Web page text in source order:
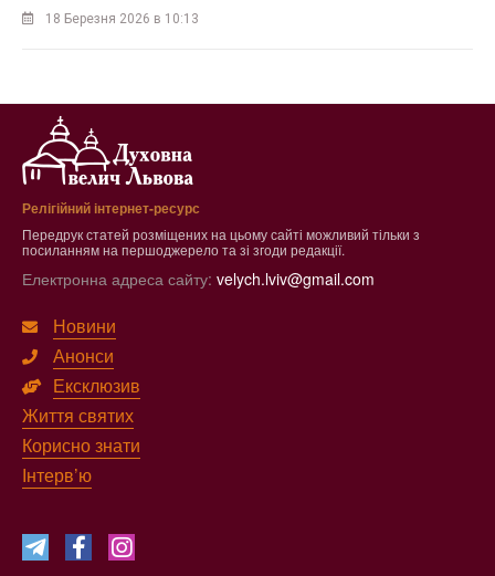
18 Березня 2026 в 10:13
Релігійний інтернет-ресурс
Передрук статей розміщених на цьому сайті можливий тільки з
посиланням на першоджерело та зі згоди редакції.
Електронна адреса сайту: velych.lviv@gmail.com
Новини
Анонси
Ексклюзив
Життя святих
Корисно знати
Інтерв’ю